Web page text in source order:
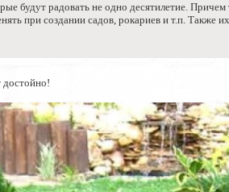
будут радовать не одно десятилетие.
при создании садов, рокариев и т.п.
достойно!